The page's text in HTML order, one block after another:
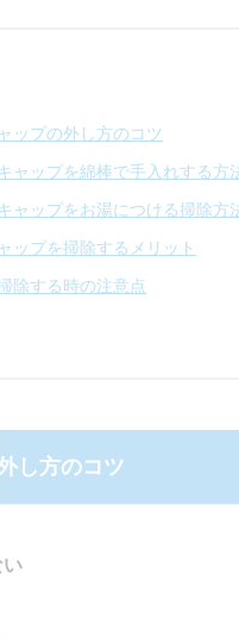
ップの外し方のコツ
ャップを綿棒で手入れする方
ャップをお湯につける掃除方
ップを掃除するメリット
除する時の注意点
し方のコツ
い